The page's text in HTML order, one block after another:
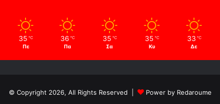
35 ℃
Πε
36 ℃
Πα
35 ℃
Σα
35 ℃
Κυ
33 ℃
Δε
© Copyright 2026, All Rights Reserved | Power by Redaroume